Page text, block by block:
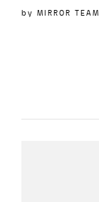
by MIRROR TEAM